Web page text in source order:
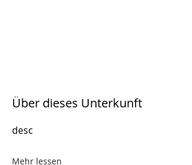
Über dieses Unterkunft
desc
Mehr lessen